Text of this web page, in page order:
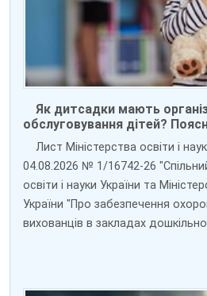
Як дитсадки мають
обслуговування дітей?
Лист Міністерства освіти і
04.08.2026 № 1/16742-26
освіти і науки України та
України "Про забезпечення
вихованців в закладах